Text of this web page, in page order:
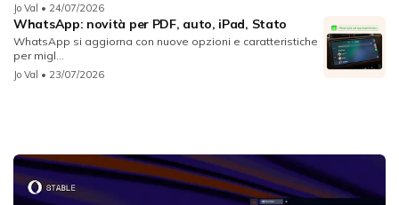
Jo Val • 24/07/2026
WhatsApp: novità per PDF, auto, iPad, Stato
WhatsApp si aggiorna con nuove opzioni e caratteristiche
per migl...
Jo Val • 23/07/2026